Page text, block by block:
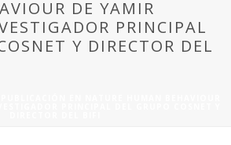
DE YAMIR
PRINCIPAL
Y DIRECTOR DEL